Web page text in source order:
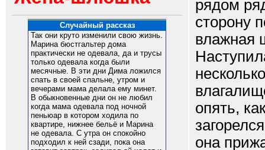
Случайный рассказ
Так они круто изменили свою жизнь.
Марина бюстгальтер дома
практически не одевала, да и трусы
только одевала когда были
месячные. В эти дни Дима ложился
спать в своей спальне, утром и
вечерами мама делала ему минет.
В обыкновенные дни он не любил
когда мама одевала под ночной
пеньюар в котором ходила по
квартире, нижнее бельё и Марина
не одевала. С утра он спокойно
подходил к ней сзади, пока она
рядом
сторону
влажная
опять,
она